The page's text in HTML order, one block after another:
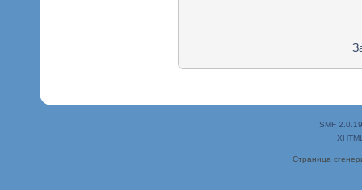
SMF 2.0.19
Страница